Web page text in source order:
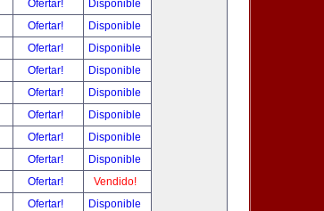
Ofertar!
Disponible
Ofertar!
Disponible
Ofertar!
Disponible
Ofertar!
Disponible
Ofertar!
Disponible
Ofertar!
Disponible
Ofertar!
Disponible
Ofertar!
Disponible
Ofertar!
Vendido!
Ofertar!
Disponible